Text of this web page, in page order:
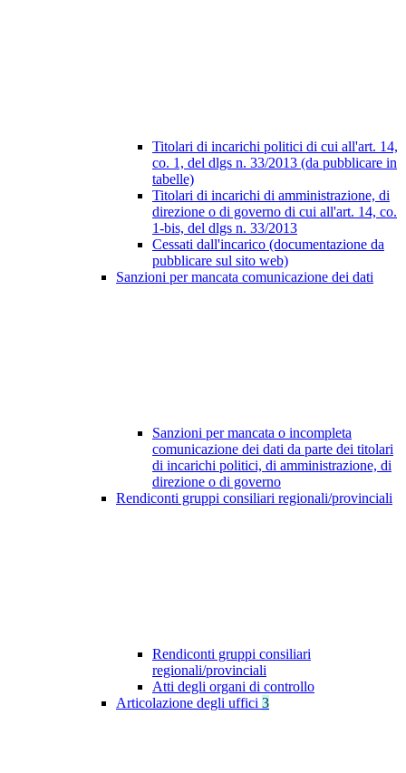
Titolari di incarichi politici di cui all'art. 14,
co. 1, del dlgs n. 33/2013 (da pubblicare in
tabelle)
Titolari di incarichi di amministrazione, di
direzione o di governo di cui all'art. 14, co.
1-bis, del dlgs n. 33/2013
Cessati dall'incarico (documentazione da
pubblicare sul sito web)
Sanzioni per mancata comunicazione dei dati
Sanzioni per mancata o incompleta
comunicazione dei dati da parte dei titolari
di incarichi politici, di amministrazione, di
direzione o di governo
Rendiconti gruppi consiliari regionali/provinciali
Rendiconti gruppi consiliari
regionali/provinciali
Atti degli organi di controllo
Articolazione degli uffici 3